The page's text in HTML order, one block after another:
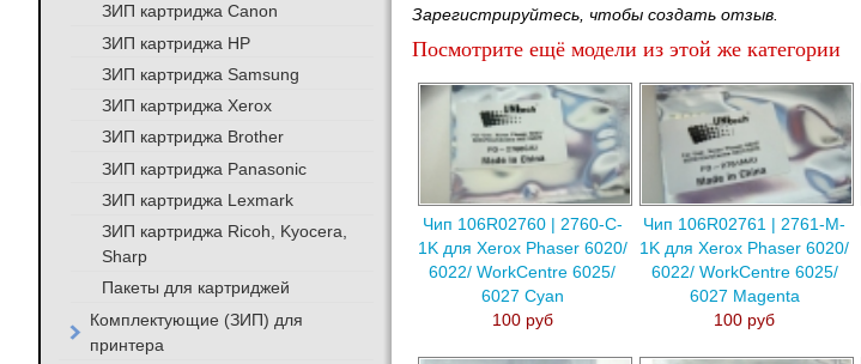
Зарегистрируйтесь, чтобы создать отзыв.
Посмотрите ещё модели из этой же категории
Чип 106R02760 | 2760-C-
1K для Xerox Phaser 6020/
6022/ WorkCentre 6025/
6027 Cyan
100 руб
Чип 106R02761 | 2761-M-
1K для Xerox Phaser 6020/
6022/ WorkCentre 6025/
6027 Magenta
100 руб
ЗИП картриджа Canon
ЗИП картриджа HP
ЗИП картриджа Samsung
ЗИП картриджа Xerox
ЗИП картриджа Brother
ЗИП картриджа Panasonic
ЗИП картриджа Lexmark
ЗИП картриджа Ricoh, Kyocera,
Sharp
Пакеты для картриджей
Комплектующие (ЗИП) для
принтера